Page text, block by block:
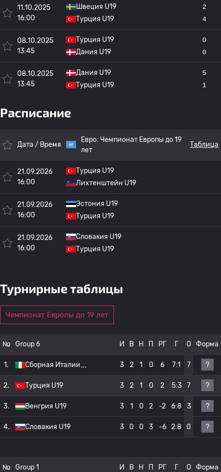
11.10.2025
16:00
Швеция U19
Турция U19
2
4
08.10.2025
13:45
Турция U19
Дания U19
0
0
08.10.2025
13:45
Дания U19
Турция U19
5
1
Расписание
Дата / Время
Евро: Чемпионат Европы до 19
лет
Таблица
21.09.2026
16:00
Турция U19
Лихтенштейн U19
21.09.2026
16:00
Эстония U19
Турция U19
21.09.2026
16:00
Словакия U19
Турция U19
Турнирные таблицы
Чемпионат Европы до 19 лет
№ Group 6 И В Н П РГ Г О Форма
1. Сборная Италии 3 2 1 0 6 7:1 7 ?
2. Турция U19 3 2 1 0 2 5:3 7 ?
3. Венгрия U19 3 1 0 2 -2 6:8 3 ?
4. Словакия U19 3 0 0 3 -6 2:8 0 ?
№ Group 1 И В Н П РГ Г О Форма